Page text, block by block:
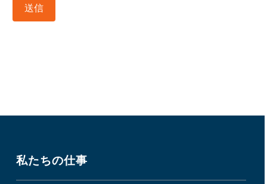
送信
私たちの仕事